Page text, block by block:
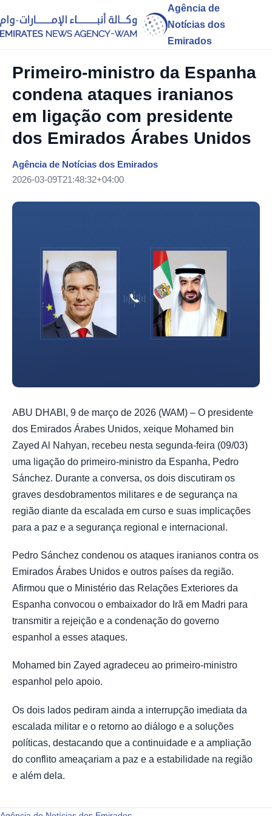
Agência de
Notícias dos
Emirados
Primeiro-ministro da Espanha
condena ataques iranianos
em ligação com presidente
dos Emirados Árabes Unidos
Agência de Notícias dos Emirados
2026-03-09T21:48:32+04:00
ABU DHABI, 9 de março de 2026 (WAM) – O presidente
dos Emirados Árabes Unidos, xeique Mohamed bin
Zayed Al Nahyan, recebeu nesta segunda-feira (09/03)
uma ligação do primeiro-ministro da Espanha, Pedro
Sánchez. Durante a conversa, os dois discutiram os
graves desdobramentos militares e de segurança na
região diante da escalada em curso e suas implicações
para a paz e a segurança regional e internacional.
Pedro Sánchez condenou os ataques iranianos contra os
Emirados Árabes Unidos e outros países da região.
Afirmou que o Ministério das Relações Exteriores da
Espanha convocou o embaixador do Irã em Madri para
transmitir a rejeição e a condenação do governo
espanhol a esses ataques.
Mohamed bin Zayed agradeceu ao primeiro-ministro
espanhol pelo apoio.
Os dois lados pediram ainda a interrupção imediata da
escalada militar e o retorno ao diálogo e a soluções
políticas, destacando que a continuidade e a ampliação
do conflito ameaçariam a paz e a estabilidade na região
e além dela.